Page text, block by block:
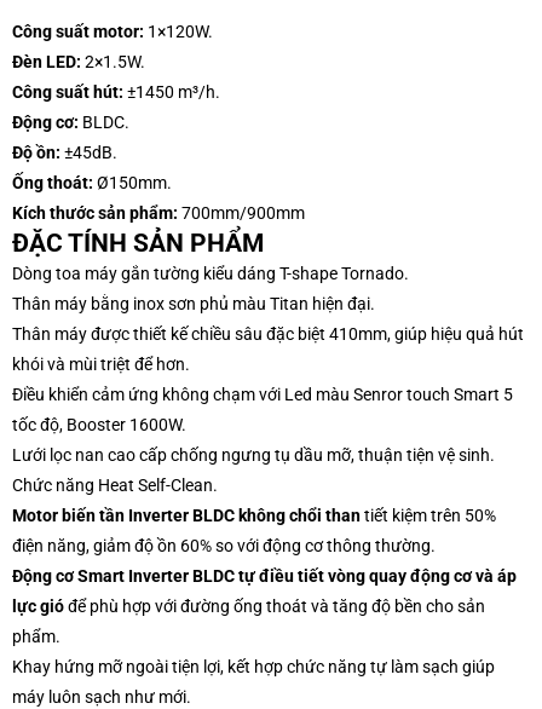
Công suất motor: 1×120W.
Đèn LED: 2×1.5W.
Công suất hút: ±1450 m³/h.
Động cơ: BLDC.
Độ ồn: ±45dB.
Ống thoát: Ø150mm.
Kích thước sản phẩm: 700mm/900mm
ĐẶC TÍNH SẢN PHẨM
Dòng toa máy gắn tường kiểu dáng T-shape Tornado.
Thân máy bằng inox sơn phủ màu Titan hiện đại.
Thân máy được thiết kế chiều sâu đặc biệt 410mm, giúp hiệu quả hút
khói và mùi triệt để hơn.
Điều khiển cảm ứng không chạm với Led màu Senror touch Smart 5
tốc độ, Booster 1600W.
Lưới lọc nan cao cấp chống ngưng tụ dầu mỡ, thuận tiện vệ sinh.
Chức năng Heat Self-Clean.
Motor biến tần Inverter BLDC không chổi thantiết kiệm trên 50%
điện năng, giảm độ ồn 60% so với động cơ thông thường.
Động cơ Smart Inverter BLDC tự điều tiết vòng quay động cơ và áp
lực gióđể phù hợp với đường ống thoát và tăng độ bền cho sản
phẩm.
Khay hứng mỡ ngoài tiện lợi, kết hợp chức năng tự làm sạch giúp
máy luôn sạch như mới.